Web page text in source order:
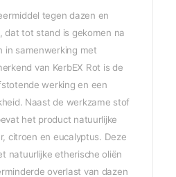
tegen dazen en
dat tot stand is gekomen na
in samenwerking met
van KerbEX Rot is de
werking en een
Naast de werkzame stof
het product natuurlijke
citroen en eucalyptus. Deze
natuurlijke etherische oliën
overlast van dazen